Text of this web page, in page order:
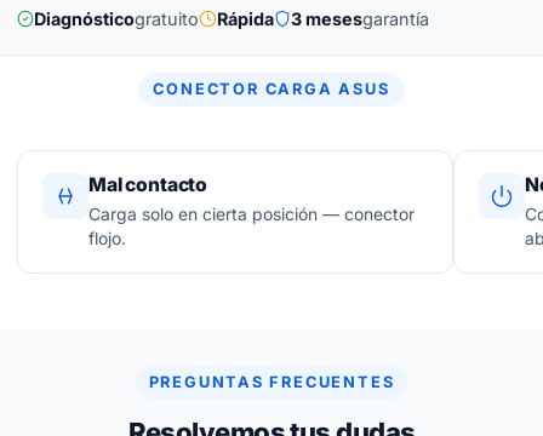
Diagnósticogratuito Rápida 3 mesesgarantía
CONECTOR CARGA ASUS
Mal contacto
Carga solo en cierta posición — conector
flojo.
PREGUNTAS FRECUENTES